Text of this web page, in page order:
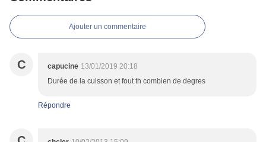
Ajouter un commentaire
C capucine 13/01/2019 20:18
Durée de la cuisson et fout th combien de degres
Répondre